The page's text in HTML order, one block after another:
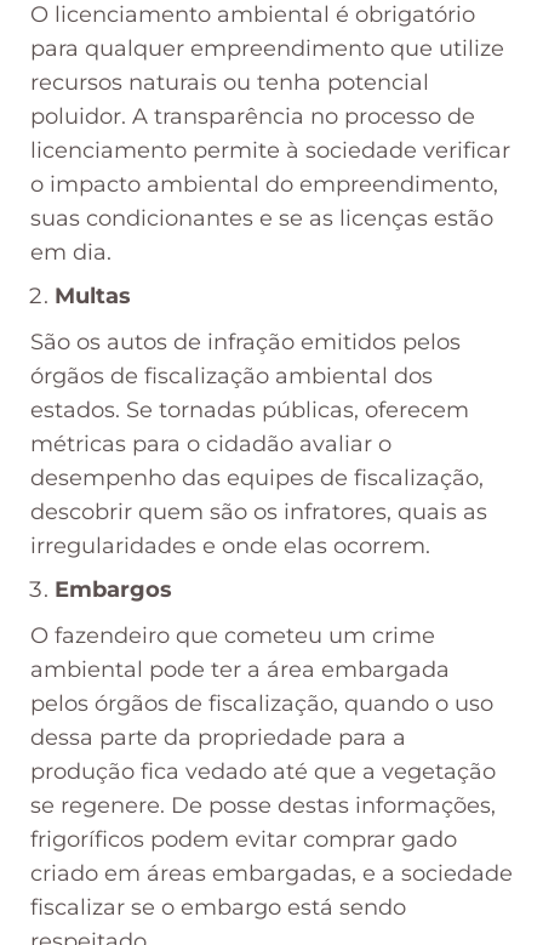
O licenciamento ambiental é obrigatório
para qualquer empreendimento que utilize
recursos naturais ou tenha potencial
poluidor. A transparência no processo de
licenciamento permite à sociedade verificar
o impacto ambiental do empreendimento,
suas condicionantes e se as licenças estão
em dia.
Multas
São os autos de infração emitidos pelos
órgãos de fiscalização ambiental dos
estados. Se tornadas públicas, oferecem
métricas para o cidadão avaliar o
desempenho das equipes de fiscalização,
descobrir quem são os infratores, quais as
irregularidades e onde elas ocorrem.
Embargos
O fazendeiro que cometeu um crime
ambiental pode ter a área embargada
pelos órgãos de fiscalização, quando o uso
dessa parte da propriedade para a
produção fica vedado até que a vegetação
se regenere. De posse destas informações,
frigoríficos podem evitar comprar gado
criado em áreas embargadas, e a sociedade
fiscalizar se o embargo está sendo